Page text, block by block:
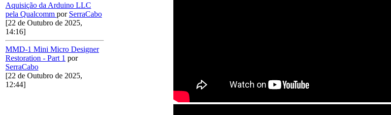
Aquisição da Arduino LLC
pela Qualcomm por SerraCabo
[22 de Outubro de 2025,
14:16]
MMD-1 Mini Micro Designer
Restoration - Part 1 por
SerraCabo
[22 de Outubro de 2025,
12:44]